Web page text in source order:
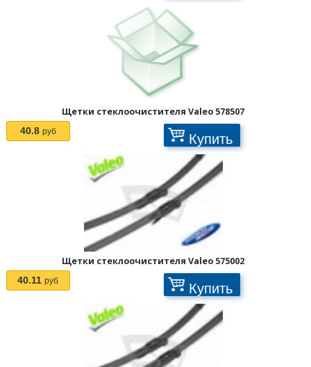
Щетки стеклоочистителя Valeo 578507
40.8 руб Купить
Щетки стеклоочистителя Valeo 575002
40.11 руб Купить